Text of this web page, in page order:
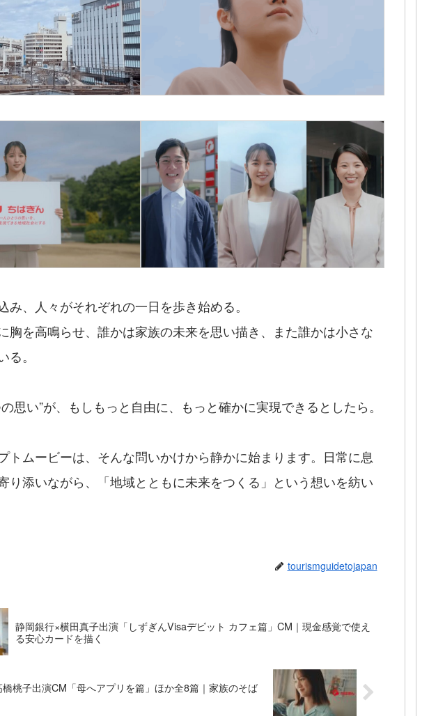
み、人々がそれぞれの一日を歩き始める。
胸を高鳴らせ、誰かは家族の未来を思い描き、また誰かは小さな
。
思い”が、もしもっと自由に、もっと確かに実現できるとしたら。
トムービーは、そんな問いかけから静かに始まります。日常に息
り添いながら、「地域とともに未来をつくる」という想いを紡い
tourismguidetojapan
静岡銀行×横田真子出演「しずぎんVisaデビット カフェ篇」CM｜現金感覚で使え
る安心カードを描く
桃子出演CM「母へアプリを篇」ほか全8篇｜家族のそば